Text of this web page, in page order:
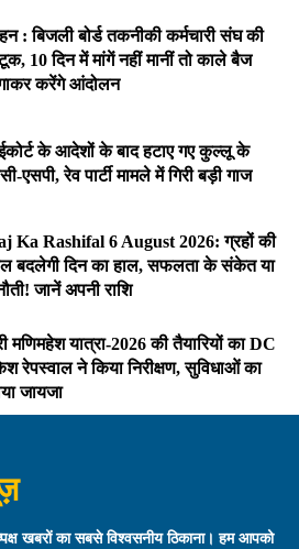
: बिजली बोर्ड तकनीकी कर्मचारी संघ की
10 दिन में मांगें नहीं मानीं तो काले बैज
करेंगे आंदोलन
के आदेशों के बाद हटाए गए कुल्लू के
एसपी, रेव पार्टी मामले में गिरी बड़ी गाज
Ka Rashifal 6 August 2026: ग्रहों की
बदलेगी दिन का हाल, सफलता के संकेत या
जानें अपनी राशि
मणिमहेश यात्रा-2026 की तैयारियों का DC
रेपस्वाल ने किया निरीक्षण, सुविधाओं का
जायजा
खबरों का सबसे विश्वसनीय ठिकाना। हम आपको